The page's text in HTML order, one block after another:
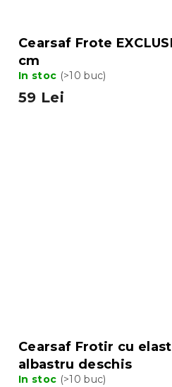
Cearsaf Frote
cm
In stoc (>10 buc)
59 Lei
Cearsaf Frotir cu
albastru deschis
In stoc (>10 buc)